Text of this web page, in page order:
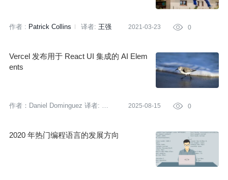
作者 : Patrick Collins 译者: 王强
2021-03-23  0
Vercel 发布用于 React UI 集成的 AI Elem
ents
作者：Daniel Dominguez 译者:
2025-08-15  0
2020 年热门编程语言的发展方向